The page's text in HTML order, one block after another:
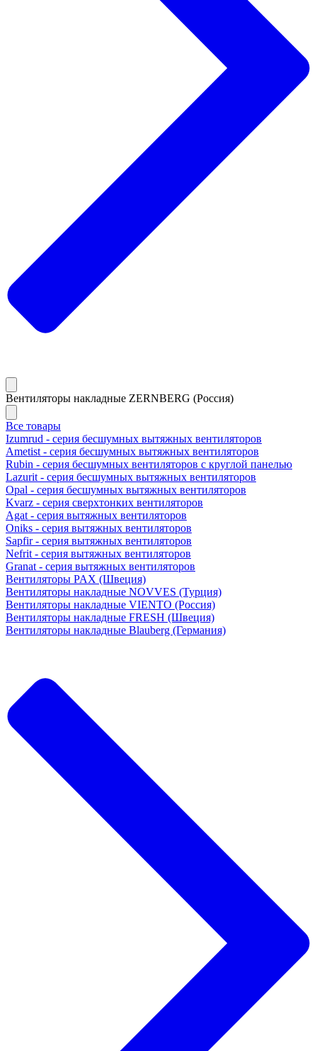
Вентиляторы накладные ZERNBERG (Россия)
Все товары
Izumrud - серия бесшумных вытяжных вентиляторов
Ametist - серия бесшумных вытяжных вентиляторов
Rubin - серия бесшумных вентиляторов с круглой панелью
Lazurit - серия бесшумных вытяжных вентиляторов
Opal - серия бесшумных вытяжных вентиляторов
Kvarz - серия сверхтонких вентиляторов
Agat - серия вытяжных вентиляторов
Oniks - серия вытяжных вентиляторов
Sapfir - серия вытяжных вентиляторов
Nefrit - серия вытяжных вентиляторов
Granat - серия вытяжных вентиляторов
Вентиляторы PAX (Швеция)
Вентиляторы накладные NOVVES (Турция)
Вентиляторы накладные VIENTO (Россия)
Вентиляторы накладные FRESH (Швеция)
Вентиляторы накладные Blauberg (Германия)